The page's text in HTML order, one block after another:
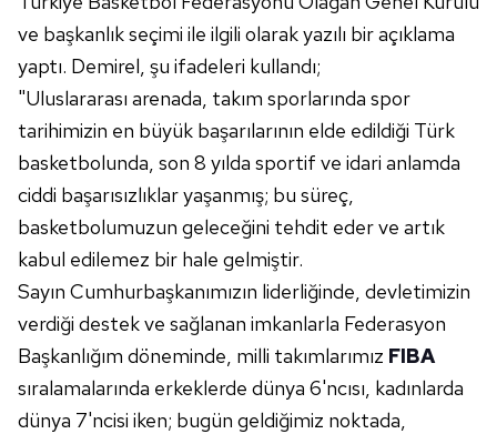
ve başkanlık seçimi ile ilgili olarak yazılı bir açıklama
yaptı. Demirel, şu ifadeleri kullandı;
"Uluslararası arenada, takım sporlarında spor
tarihimizin en büyük başarılarının elde edildiği Türk
basketbolunda, son 8 yılda sportif ve idari anlamda
ciddi başarısızlıklar yaşanmış; bu süreç,
basketbolumuzun geleceğini tehdit eder ve artık
kabul edilemez bir hale gelmiştir.
Sayın Cumhurbaşkanımızın liderliğinde, devletimizin
verdiği destek ve sağlanan imkanlarla Federasyon
Başkanlığım döneminde, milli takımlarımız FIBA
sıralamalarında erkeklerde dünya 6'ncısı, kadınlarda
dünya 7'ncisi iken; bugün geldiğimiz noktada,